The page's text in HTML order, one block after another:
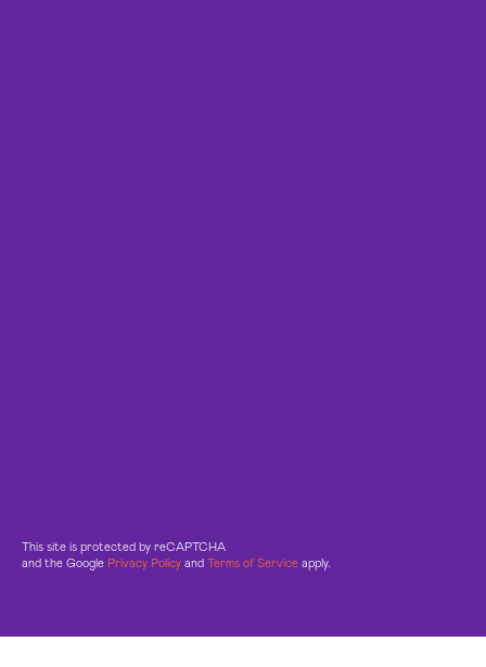
This site is protected by reCAPTCHA
and the Google Privacy Policy and Terms of Service apply.